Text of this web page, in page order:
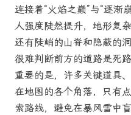
连接着“火焰之巅”与“逐渐
人强度陡然提升，地形复
还有陡峭的山脊和隐蔽的
很难判断前方的道路是死
重要的是，许多关键道具
在地图的各个角落，只有
索路线，避免在暴风雪中盲